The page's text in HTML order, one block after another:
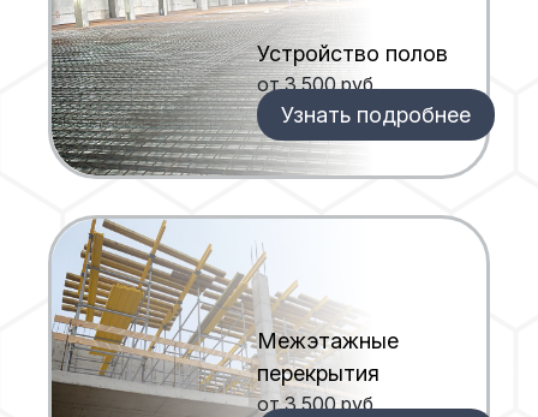
Устройство полов
от 3 500 руб.
Узнать подробнее
Межэтажные
перекрытия
от 3 500 руб.